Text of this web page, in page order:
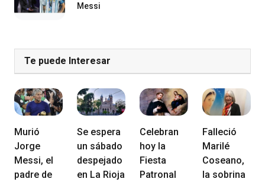
Messi
Te puede Interesar
Murió
Jorge
Messi, el
padre de
Se espera
un sábado
despejado
en La Rioja
Celebran
hoy la
Fiesta
Patronal
Falleció
Marilé
Coseano,
la sobrina